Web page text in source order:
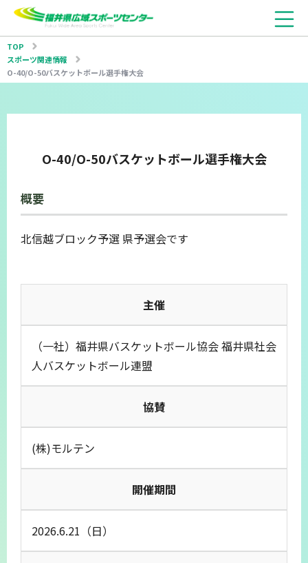
TOP
スポーツ関連情報
O-40/O-50バスケットボール選手権大会
O-40/O-50バスケットボール選手権大会
概要
北信越ブロック予選 県予選会です
主催
（一社）福井県バスケットボール協会 福井県社会
人バスケットボール連盟
協賛
(株)モルテン
開催期間
2026.6.21（日）